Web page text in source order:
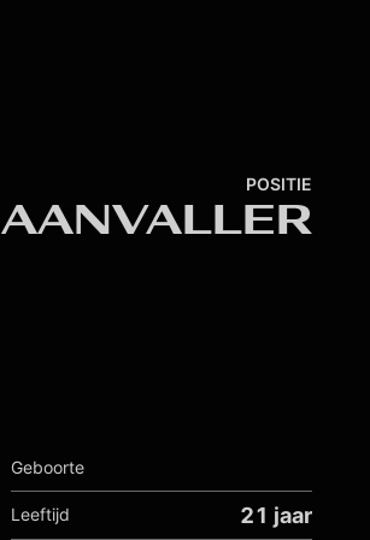
POSITIE
AANVALLER
Geboorte
Leeftijd 21 jaar